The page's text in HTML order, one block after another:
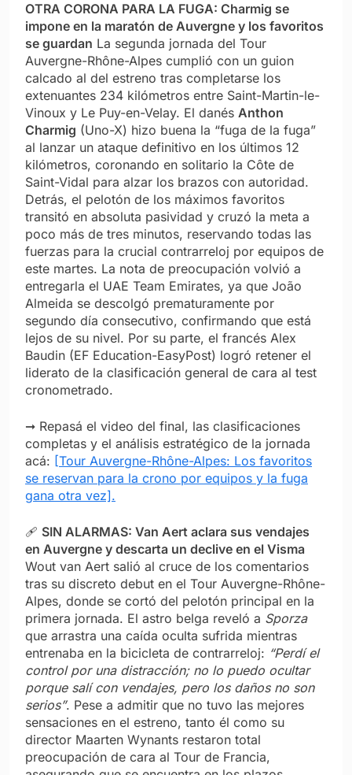
OTRA CORONA PARA LA FUGA: Charmig se
impone en la maratón de Auvergne y los favoritos
se guardan La segunda jornada del Tour
Auvergne-Rhône-Alpes cumplió con un guion
calcado al del estreno tras completarse los
extenuantes 234 kilómetros entre Saint-Martin-le-
Vinoux y Le Puy-en-Velay. El danés Anthon
Charmig (Uno-X) hizo buena la “fuga de la fuga”
al lanzar un ataque definitivo en los últimos 12
kilómetros, coronando en solitario la Côte de
Saint-Vidal para alzar los brazos con autoridad.
Detrás, el pelotón de los máximos favoritos
transitó en absoluta pasividad y cruzó la meta a
poco más de tres minutos, reservando todas las
fuerzas para la crucial contrarreloj por equipos de
este martes. La nota de preocupación volvió a
entregarla el UAE Team Emirates, ya que João
Almeida se descolgó prematuramente por
segundo día consecutivo, confirmando que está
lejos de su nivel. Por su parte, el francés Alex
Baudin (EF Education-EasyPost) logró retener el
liderato de la clasificación general de cara al test
cronometrado.
➞ Repasá el video del final, las clasificaciones
completas y el análisis estratégico de la jornada
acá: [Tour Auvergne-Rhône-Alpes: Los favoritos
se reservan para la crono por equipos y la fuga
gana otra vez].
🩹 SIN ALARMAS: Van Aert aclara sus vendajes
en Auvergne y descarta un declive en el Visma
Wout van Aert salió al cruce de los comentarios
tras su discreto debut en el Tour Auvergne-Rhône-
Alpes, donde se cortó del pelotón principal en la
primera jornada. El astro belga reveló a Sporza
que arrastra una caída oculta sufrida mientras
entrenaba en la bicicleta de contrarreloj: “Perdí el
control por una distracción; no lo puedo ocultar
porque salí con vendajes, pero los daños no son
serios”. Pese a admitir que no tuvo las mejores
sensaciones en el estreno, tanto él como su
director Maarten Wynants restaron total
preocupación de cara al Tour de Francia,